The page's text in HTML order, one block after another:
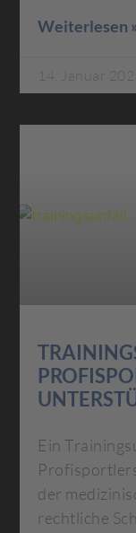
Weiterlesen
14. Januar
Ein
der
rechtliche